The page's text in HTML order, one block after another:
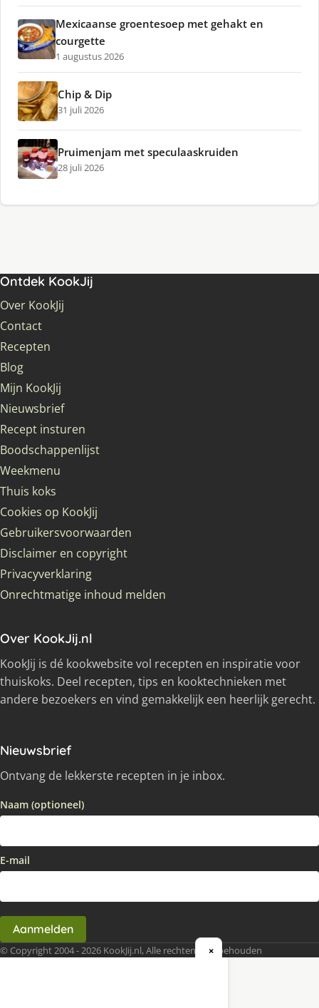
Mexicaanse groentesoep met gehakt en
courgette
1 augustus 2026
Chip & Dip
31 juli 2026
Pruimenjam met speculaaskruiden
28 juli 2026
Ontdek KookJij
Over KookJij
Contact
Recepten
Blog
Mijn KookJij
Nieuwsbrief
Recept insturen
Boodschappenlijst
Weekmenu
Thuis koks
Cookies op KookJij
Gebruikersvoorwaarden
Disclaimer en copyright
Privacyverklaring
Onrechtmatige inhoud melden
Over KookJij.nl
KookJij is dé kookwebsite vol recepten en inspiratie voor
thuiskoks. Deel recepten, tips en kooktechnieken met
andere bezoekers en vind gemakkelijk een heerlijk gerecht.
Nieuwsbrief
Ontvang de lekkerste recepten in je inbox.
Naam (optioneel)
E-mail
Aanmelden
© Copyright 2004 - 2026 KookJij.nl, Alle rechten voorbehouden
×